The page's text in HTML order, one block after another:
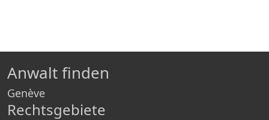
Anwalt finden
Genève
Rechtsgebiete